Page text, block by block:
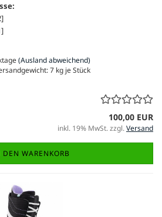
(Ausland abweichend)
7 kg je Stück
100,00 EUR
inkl. 19% MwSt. zzgl.Versand
WARENKORB